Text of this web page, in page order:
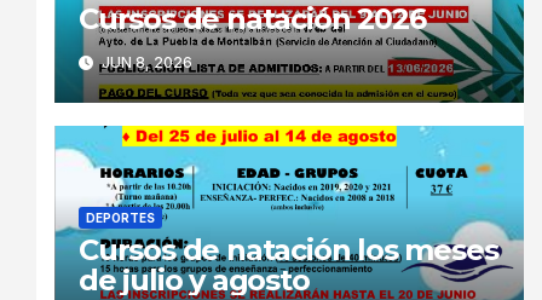
Cursos de natación 2026
JUN 8, 2026
DEPORTES
Cursos de natación los meses
de julio y agosto